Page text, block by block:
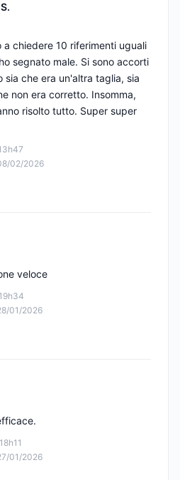
02/2026
a chiedere 10 riferimenti uguali
segnato male. Si sono accorti
sia che era un'altra taglia, sia
non era corretto. Insomma,
risolto tutto. Super super
01/2026
veloce
01/2026